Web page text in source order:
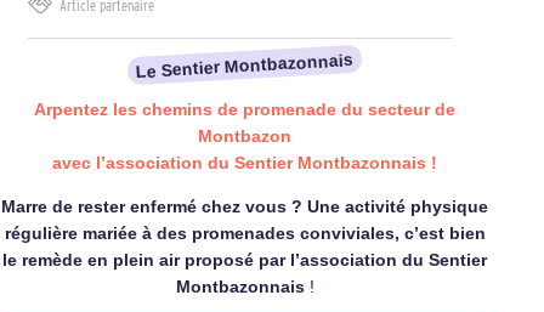
Article partenaire
Le Sentier Montbazonnais
Arpentez les chemins de promenade du secteur de
Montbazon
avec l’association du Sentier Montbazonnais !
Marre de rester enfermé chez vous ? Une activité physique
régulière mariée à des promenades conviviales, c’est bien
le remède en plein air proposé par l’association du Sentier
Montbazonnais !